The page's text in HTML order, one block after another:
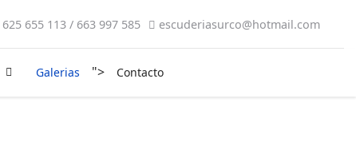
625 655 113 / 663 997 585 escuderiasurco@hotmail.com
Galerias "> Contacto